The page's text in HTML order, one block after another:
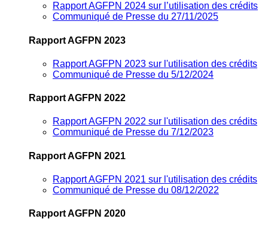
Rapport AGFPN 2024 sur l’utilisation des crédits
Communiqué de Presse du 27/11/2025
Rapport AGFPN 2023
Rapport AGFPN 2023 sur l'utilisation des crédits
Communiqué de Presse du 5/12/2024
Rapport AGFPN 2022
Rapport AGFPN 2022 sur l'utilisation des crédits
Communiqué de Presse du 7/12/2023
Rapport AGFPN 2021
Rapport AGFPN 2021 sur l'utilisation des crédits
Communiqué de Presse du 08/12/2022
Rapport AGFPN 2020